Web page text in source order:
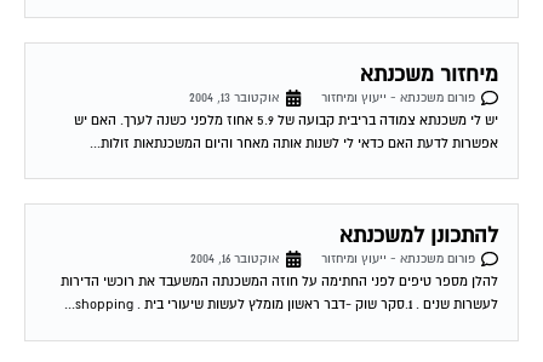
מיחזור משכנתא
פורום משכנתא - ייעוץ ומיחזור
אוקטובר 13, 2004
יש לי משכנתא צמודה בריבית קבועה של 5.9 אחוז מלפני כשנה לערך. האם יש
אפשרות לדעת האם כדאי לי לשנות אותה מאחר והיום המשכנתאות זולות...
להתכונן למשכנתא
פורום משכנתא - ייעוץ ומיחזור
אוקטובר 16, 2004
להלן מספר טיפים לפני החתימה על חוזה המשכנתה המשעבד את רוכשי הדירות
לעשרות שנים . 1.סקר שוק -דבר ראשון מומלץ לעשות שיעורי בית . shopping...